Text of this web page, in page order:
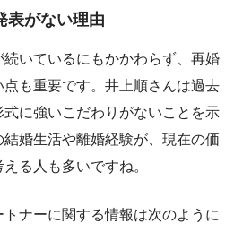
表がない理由
いているにもかかわらず、再婚
も重要です。井上順さんは過去
に強いこだわりがないことを示
婚生活や離婚経験が、現在の価
る人も多いですね。
ナーに関する情報は次のように